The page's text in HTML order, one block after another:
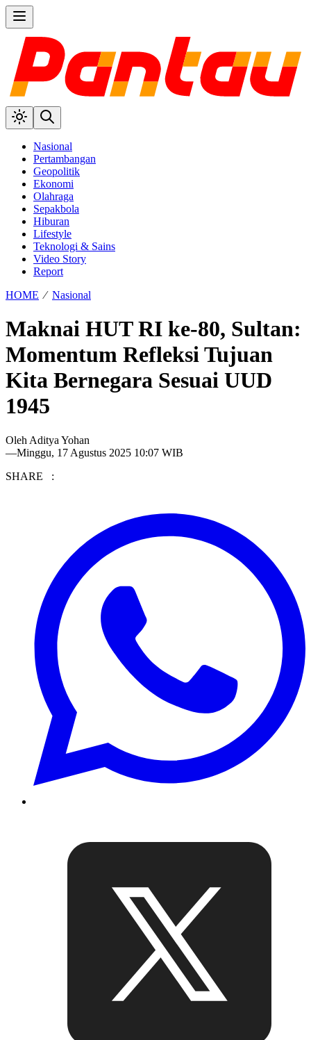
Nasional
Pertambangan
Geopolitik
Ekonomi
Olahraga
Sepakbola
Hiburan
Lifestyle
Teknologi & Sains
Video Story
Report
HOME ⁄ Nasional
Maknai HUT RI ke-80, Sultan:
Momentum Refleksi Tujuan
Kita Bernegara Sesuai UUD
1945
Oleh Aditya Yohan
—Minggu, 17 Agustus 2025 10:07 WIB
SHARE :